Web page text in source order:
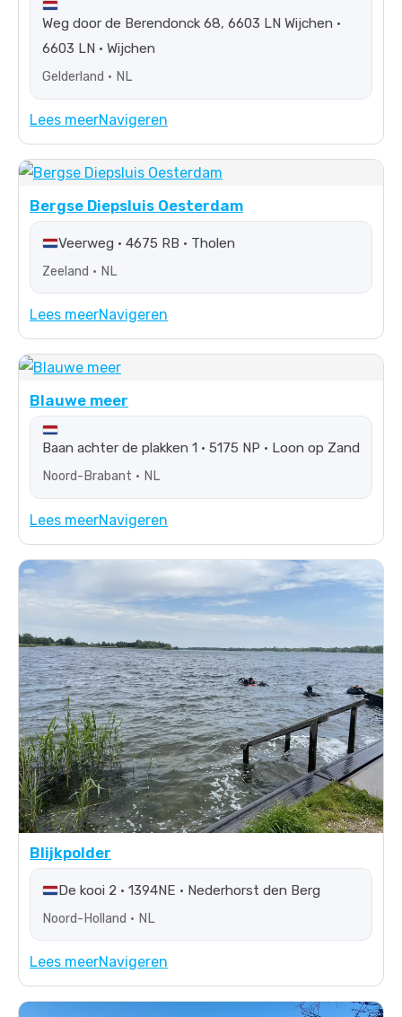
Weg door de Berendonck 68, 6603 LN Wijchen •
6603 LN • Wijchen
Gelderland • NL
Lees meerNavigeren
Bergse Diepsluis Oesterdam
Veerweg • 4675 RB • Tholen
Zeeland • NL
Lees meerNavigeren
Blauwe meer
Baan achter de plakken 1 • 5175 NP • Loon op Zand
Noord-Brabant • NL
Lees meerNavigeren
Blijkpolder
De kooi 2 • 1394NE • Nederhorst den Berg
Noord-Holland • NL
Lees meerNavigeren